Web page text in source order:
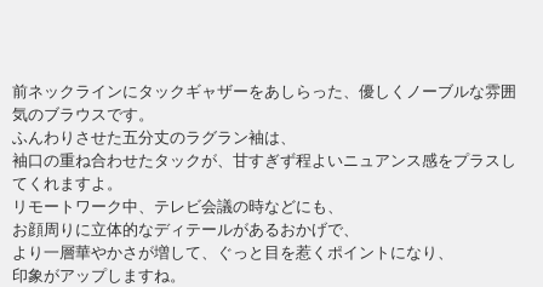
前ネックラインにタックギャザーをあしらった、優しくノーブルな雰囲
気のブラウスです。
ふんわりさせた五分丈のラグラン袖は、
袖口の重ね合わせたタックが、甘すぎず程よいニュアンス感をプラスし
てくれますよ。
リモートワーク中、テレビ会議の時などにも、
お顔周りに立体的なディテールがあるおかげで、
より一層華やかさが増して、ぐっと目を惹くポイントになり、
印象がアップしますね。